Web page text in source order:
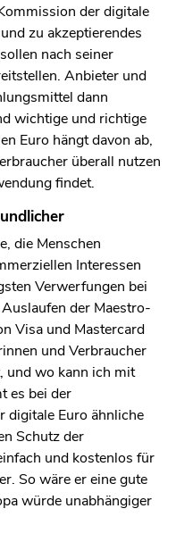
der digitale
zu akzeptierendes
nach seiner
Anbieter und
dann
wichtige und richtige
Euro hängt davon ab,
überall nutzen
findet.
die Menschen
Interessen
Verwerfungen bei
der Maestro-
Visa und Mastercard
und Verbraucher
und wo kann ich mit
es bei der
digitale Euro ähnliche
Schutz der
und kostenlos für
So wäre er eine gute
würde unabhängiger